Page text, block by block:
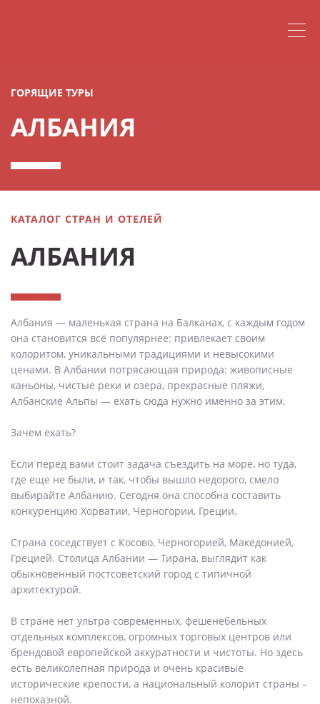
ГОРЯЩИЕ ТУРЫ
АЛБАНИЯ
КАТАЛОГ СТРАН И ОТЕЛЕЙ
АЛБАНИЯ
Албания — маленькая страна на Балканах, с каждым годом
она становится всё популярнее: привлекает своим
колоритом, уникальными традициями и невысокими
ценами. В Албании потрясающая природа: живописные
каньоны, чистые реки и озера, прекрасные пляжи,
Албанские Альпы — ехать сюда нужно именно за этим.
Зачем ехать?
Если перед вами стоит задача съездить на море, но туда,
где еще не были, и так, чтобы вышло недорого, смело
выбирайте Албанию. Сегодня она способна составить
конкуренцию Хорватии, Черногории, Греции.
Страна соседствует с Косово, Черногорией, Македонией,
Грецией. Столица Албании — Тирана, выглядит как
обыкновенный постсоветский город с типичной
архитектурой.
В стране нет ультра современных, фешенебельных
отдельных комплексов, огромных торговых центров или
брендовой европейской аккуратности и чистоты. Но здесь
есть великолепная природа и очень красивые
исторические крепости, а национальный колорит страны –
непоказной.